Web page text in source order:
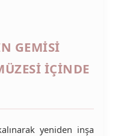
GEMISI
IÇINDE
yeniden inşa